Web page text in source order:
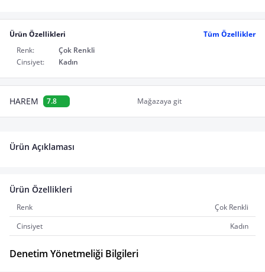
Ürün Özellikleri
Tüm Özellikler
Renk:
Çok Renkli
Cinsiyet:
Kadın
HAREM 7.8 Mağazaya git
Ürün Açıklaması
Ürün Özellikleri
Renk
Çok Renkli
Cinsiyet
Kadın
Denetim Yönetmeliği Bilgileri